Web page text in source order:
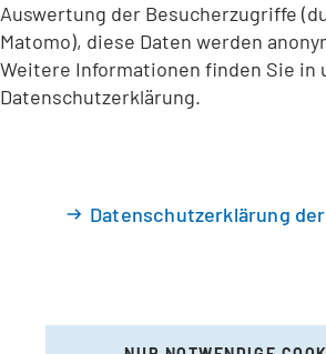
Auswertung der Besucherzugriffe
Matomo), diese Daten werden
Weitere Informationen finden Sie in
Datenschutzerklärung.
Datenschutzerklärung